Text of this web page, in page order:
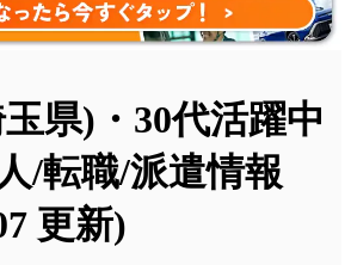
県)・30代活躍中
/転職/派遣情報
更新)